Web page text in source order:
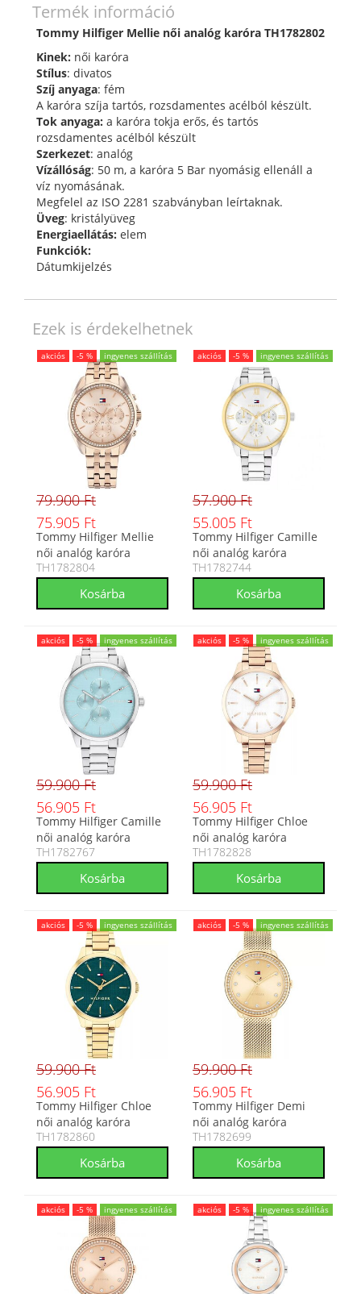
Termék információ
Tommy Hilfiger Mellie női analóg karóra TH1782802
Kinek: női karóra
Stílus: divatos
Szíj anyaga: fém
A karóra szíja tartós, rozsdamentes acélból készült.
Tok anyaga: a karóra tokja erős, és tartós
rozsdamentes acélból készült
Szerkezet: analóg
Vízállóság: 50 m, a karóra 5 Bar nyomásig ellenáll a
víz nyomásának.
Megfelel az ISO 2281 szabványban leírtaknak.
Üveg: kristályüveg
Energiaellátás: elem
Funkciók:
Dátumkijelzés
Ezek is érdekelhetnek
akciós -5 % ingyenes szállítás
79.900 Ft
75.905 Ft
Tommy Hilfiger Mellie
női analóg karóra
TH1782804
TH1782804
akciós -5 % ingyenes szállítás
57.900 Ft
55.005 Ft
Tommy Hilfiger Camille
női analóg karóra
TH1782744
TH1782744
akciós -5 % ingyenes szállítás
59.900 Ft
56.905 Ft
Tommy Hilfiger Camille
női analóg karóra
TH1782767
TH1782767
akciós -5 % ingyenes szállítás
59.900 Ft
56.905 Ft
Tommy Hilfiger Chloe
női analóg karóra
TH1782828
TH1782828
akciós -5 % ingyenes szállítás
59.900 Ft
56.905 Ft
Tommy Hilfiger Chloe
női analóg karóra
TH1782860
TH1782860
akciós -5 % ingyenes szállítás
59.900 Ft
56.905 Ft
Tommy Hilfiger Demi
női analóg karóra
TH1782699
TH1782699
akciós -5 % ingyenes szállítás akciós -5 % ingyenes szállítás